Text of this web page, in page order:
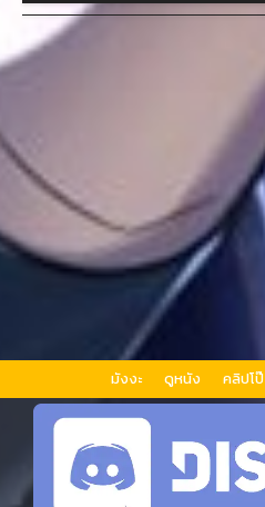
มังงะ ดูหนัง คลิปโป๊